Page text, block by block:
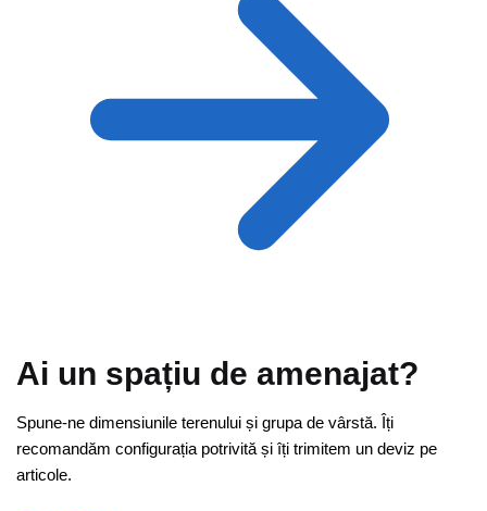
Ai un spațiu de amenajat?
Spune-ne dimensiunile terenului și grupa de vârstă. Îți
recomandăm configurația potrivită și îți trimitem un deviz pe
articole.